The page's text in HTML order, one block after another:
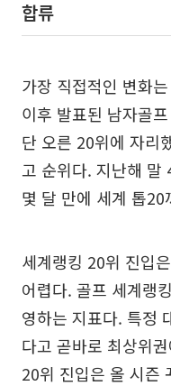
합류
가장 직접적인 변화
이후 발표된 남자골
단 오른 20위에 자리
고 순위다. 지난해 말
몇 달 만에 세계 톱
세계랭킹 20위 진입
어렵다. 골프 세계랭
영하는 지표다. 특정
다고 곧바로 최상위
20위 진입은 올 시즌